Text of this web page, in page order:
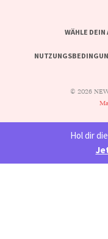
WÄHLE DEIN
© 2026
Hol dir